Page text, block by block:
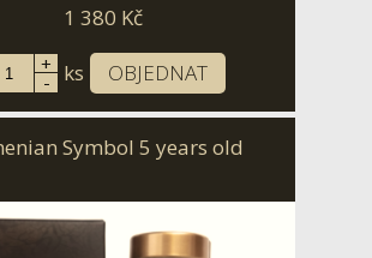
1 380 Kč
+
- ks OBJEDNAT
Symbol 5 years old